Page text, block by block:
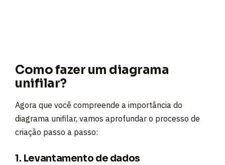
Como fazer um diagrama
unifilar?
Agora que você compreende a importância do
diagrama unifilar, vamos aprofundar o processo de
criação passo a passo:
1. Levantamento de dados